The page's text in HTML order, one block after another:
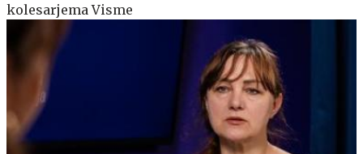
kolesarjema Visme